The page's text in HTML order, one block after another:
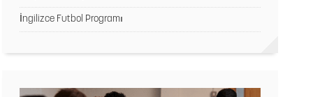
İngilizce Futbol Programı